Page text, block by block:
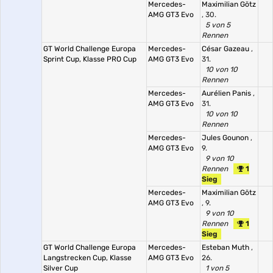
Mercedes-
AMG GT3 Evo
Maximilian Götz
, 30.
5 von 5
Rennen
GT World Challenge Europa
Sprint Cup, Klasse PRO Cup
Mercedes-
AMG GT3 Evo
César Gazeau ,
31.
10 von 10
Rennen
Mercedes-
AMG GT3 Evo
Aurélien Panis ,
31.
10 von 10
Rennen
Mercedes-
AMG GT3 Evo
Jules Gounon ,
9.
9 von 10
Rennen
1
Sieg
Mercedes-
AMG GT3 Evo
Maximilian Götz
, 9.
9 von 10
Rennen
1
Sieg
GT World Challenge Europa
Langstrecken Cup, Klasse
Silver Cup
Mercedes-
AMG GT3 Evo
Esteban Muth ,
26.
1 von 5